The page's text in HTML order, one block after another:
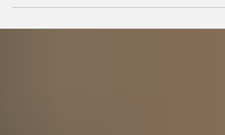
vislumbraron que el Universo —con todo